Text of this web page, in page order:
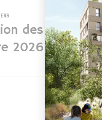
des
2026 (après